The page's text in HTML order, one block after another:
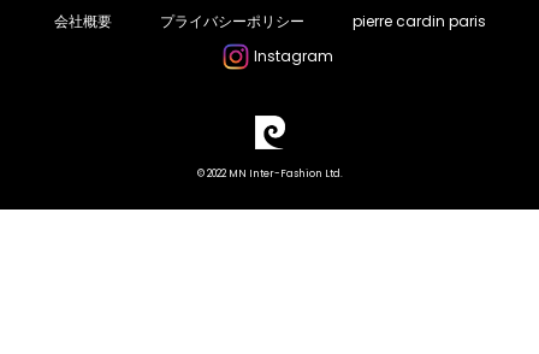
会社概要 プライバシーポリシー
pierre cardin paris
Instagram
© 2022 MN Inter-Fashion Ltd.